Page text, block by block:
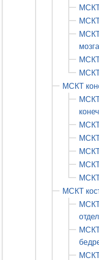
МСКТ
МСКТ
мозга
МСКТ
МСКТ
МСКТ